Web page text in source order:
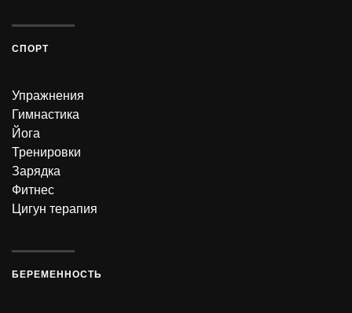
СПОРТ
Упражнения
Гимнастика
Йога
Тренировки
Зарядка
Фитнес
Цигун терапия
БЕРЕМЕННОСТЬ